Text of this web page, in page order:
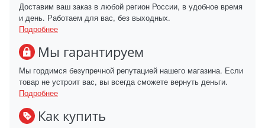
Доставим ваш заказ в любой регион России, в удобное время
и день. Работаем для вас, без выходных.
Подробнее
Мы гарантируем
Мы гордимся безупречной репутацией нашего магазина. Если
товар не устроит вас, вы всегда сможете вернуть деньги.
Подробнее
Как купить